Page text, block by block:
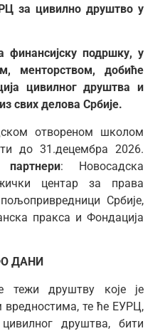
за цивилно друштво у
финансијску подршку, у
менторством, добиће
цивилног друштва и
свих делова Србије.
отвореном школом
до 31.децембра 2026.
партнери: Новосадска
центар за права
Србије,
пракса и Фондација
ДАНИ
тежи друштву које је
вредностима, те ће ЕУРЦ,
друштва, бити